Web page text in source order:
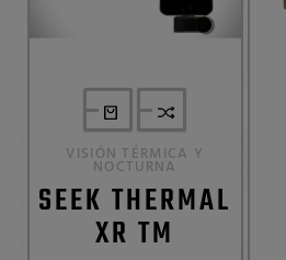
VISIÓN TÉRMICA Y
NOCTURNA
SEEK THERMAL
XR TM